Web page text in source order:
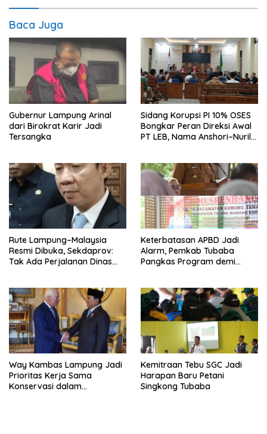
Baca Juga
Gubernur Lampung Arinal
dari Birokrat Karir Jadi
Tersangka
Sidang Korupsi PI 10% OSES
Bongkar Peran Direksi Awal
PT LEB, Nama Anshori–Nuril
Rute Lampung–Malaysia
Resmi Dibuka, Sekdaprov:
Tak Ada Perjalanan Dinas
Keterbatasan APBD Jadi
Alarm, Pemkab Tubaba
Pangkas Program demi
Way Kambas Lampung Jadi
Prioritas Kerja Sama
Konservasi dalam
Kemitraan Tebu SGC Jadi
Harapan Baru Petani
Singkong Tubaba